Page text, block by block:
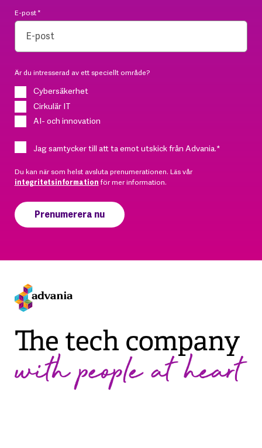
E-post*
Är du intresserad av ett speciellt område?
Cybersäkerhet
Cirkulär IT
AI- och innovation
Jag samtycker till att ta emot utskick från Advania.*
Du kan när som helst avsluta prenumerationen. Läs vår
integritetsinformation för mer information.